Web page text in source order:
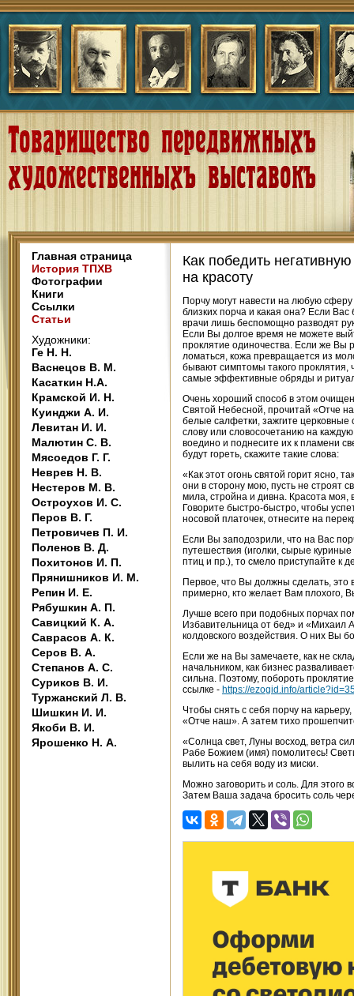
Главная страница
История ТПХВ
Фотографии
Книги
Ссылки
Статьи
Художники:
Ге Н. Н.
Васнецов В. М.
Касаткин Н.А.
Крамской И. Н.
Куинджи А. И.
Левитан И. И.
Малютин С. В.
Мясоедов Г. Г.
Неврев Н. В.
Нестеров М. В.
Остроухов И. С.
Перов В. Г.
Петровичев П. И.
Поленов В. Д.
Похитонов И. П.
Прянишников И. М.
Репин И. Е.
Рябушкин А. П.
Савицкий К. А.
Саврасов А. К.
Серов В. А.
Степанов А. С.
Суриков В. И.
Туржанский Л. В.
Шишкин И. И.
Якоби В. И.
Ярошенко Н. А.
Как победить
на красоту
Порчу могут навести на любую
близких порча и какая она? Если
врачи лишь беспомощно разводят
Если Вы долгое время не можете
проклятие одиночества. Если же Вы
ломаться, кожа превращается из
бывают симптомы такого проклятия,
самые эффективные обряды и
Очень хороший способ в этом
Святой Небесной, прочитай «Отче
белые салфетки, зажгите
слову или словосочетанию на
воедино и поднесите их к пламени
будут гореть, скажите такие слова:
«Как этот огонь святой горит ясно,
они в сторону мою, пусть не строят
мила, стройна и дивна. Красота моя,
Говорите быстро-быстро, чтобы
носовой платочек, отнесите на
Если Вы заподозрили, что на Вас
путешествия (иголки, сырые
птиц и пр.), то смело приступайте к
Первое, что Вы должны сделать, это
примерно, кто желает Вам плохого,
Лучше всего при подобных порчах
Избавительница от бед» и «Михаил
колдовского воздействия. О них Вы
Если же на Вы замечаете, как не
начальником, как бизнес
сильна. Поэтому, побороть
ссылке - https://ezogid.info/
Чтобы снять с себя порчу на
«Отче наш». А затем тихо
«Солнца свет, Луны восход, ветра
Рабе Божием (имя) помолитесь!
вылить на себя воду из миски.
Можно заговорить и соль. Для этого
Затем Ваша задача бросить соль